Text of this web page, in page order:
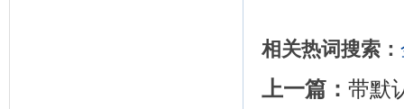
相关热词搜索：
上一篇： 带默